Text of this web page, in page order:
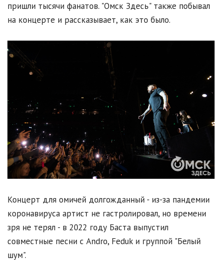
пришли тысячи фанатов. "Омск Здесь" также побывал
на концерте и рассказывает, как это было.
Концерт для омичей долгожданный - из-за пандемии
коронавируса артист не гастролировал, но времени
зря не терял - в 2022 году Баста выпустил
совместные песни с Andro, Feduk и группой "Белый
шум".